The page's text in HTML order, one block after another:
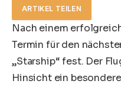
ARTIKEL TEILEN
Nach einem
Termin für den
„Starship“ fest. Der
Hinsicht ein